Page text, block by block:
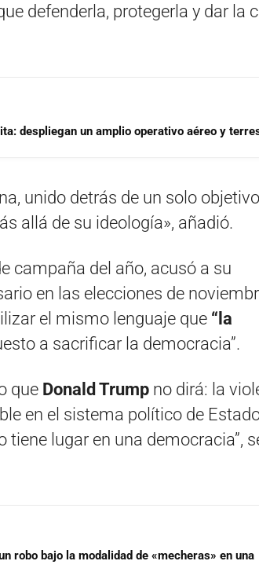
defenderla, protegerla y dar la
despliegan un amplio operativo aéreo y
unido detrás de un solo
allá de su ideología», añadió.
campaña del año, acusó a su
en las elecciones de
el mismo lenguaje que “la
a sacrificar la democracia”.
que Donald Trump no dirá: la
en el sistema político de
tiene lugar en una democracia”,
robo bajo la modalidad de «mecheras» en una